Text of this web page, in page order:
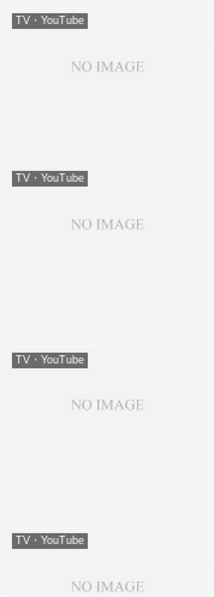
TV・YouTube
TV・YouTube
TV・YouTube
TV・YouTube